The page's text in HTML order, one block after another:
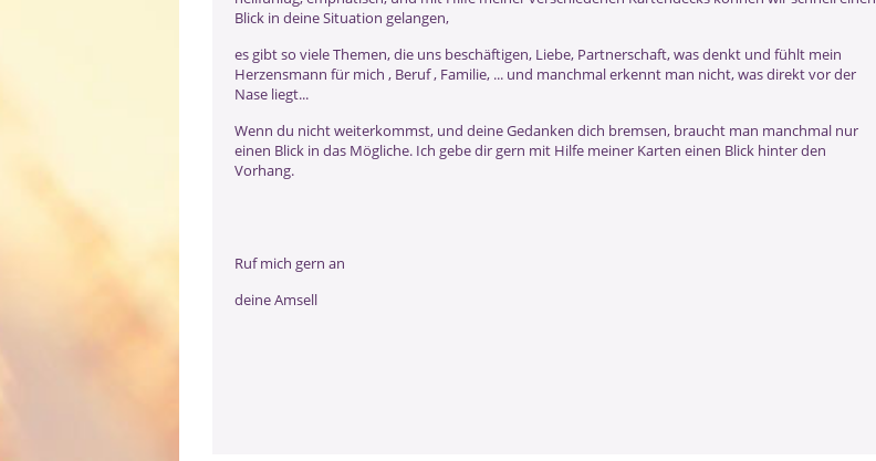
Blick in deine Situation gelangen,
es gibt so viele Themen, die uns beschäftigen, Liebe, Partnerschaft, was denkt und fühlt mein
Herzensmann für mich , Beruf , Familie, ... und manchmal erkennt man nicht, was direkt vor der
Nase liegt...
Wenn du nicht weiterkommst, und deine Gedanken dich bremsen, braucht man manchmal nur
einen Blick in das Mögliche. Ich gebe dir gern mit Hilfe meiner Karten einen Blick hinter den
Vorhang.
Ruf mich gern an
deine Amsell